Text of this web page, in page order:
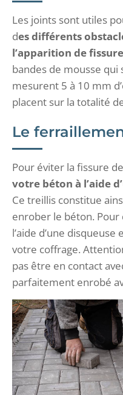
Les joints sont utiles
des différents
l’apparition de fissure
bandes de mousse
mesurent 5 à 10 mm
placent sur la totalité
Le
Pour éviter la fissure
votre béton à l’aide
Ce treillis constitue
enrober le béton. Pour
l’aide d’une
votre coffrage.
pas être en contact
parfaitement enrobé